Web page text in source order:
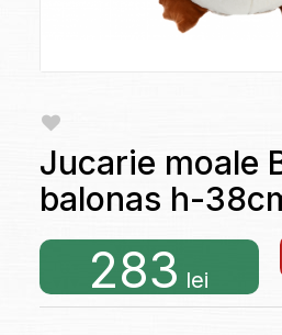
Jucarie moale
balonas h-
283 lei